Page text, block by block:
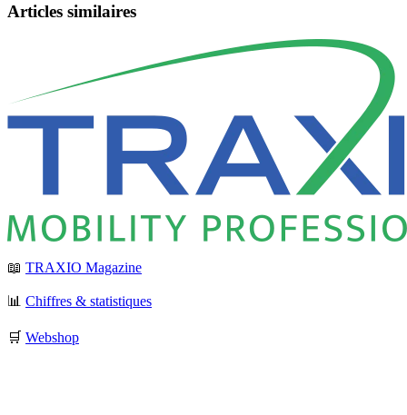
Articles similaires
📖 TRAXIO Magazine
📊 Chiffres & statistiques
🛒 Webshop